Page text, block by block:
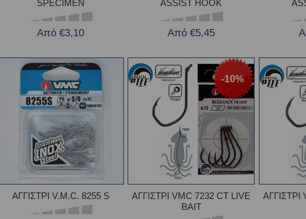
SPECIMEN
Από €3,10
ASSIST HOOK
Από €5,45
ΑΓΓΙΣΤΡΙ V.M.C. 8255 S
-10%
ΑΓΓΙΣΤΡΙ VMC 7232 CT LIVE
BAIT
ΑΓΓΙΣΤΡΙ